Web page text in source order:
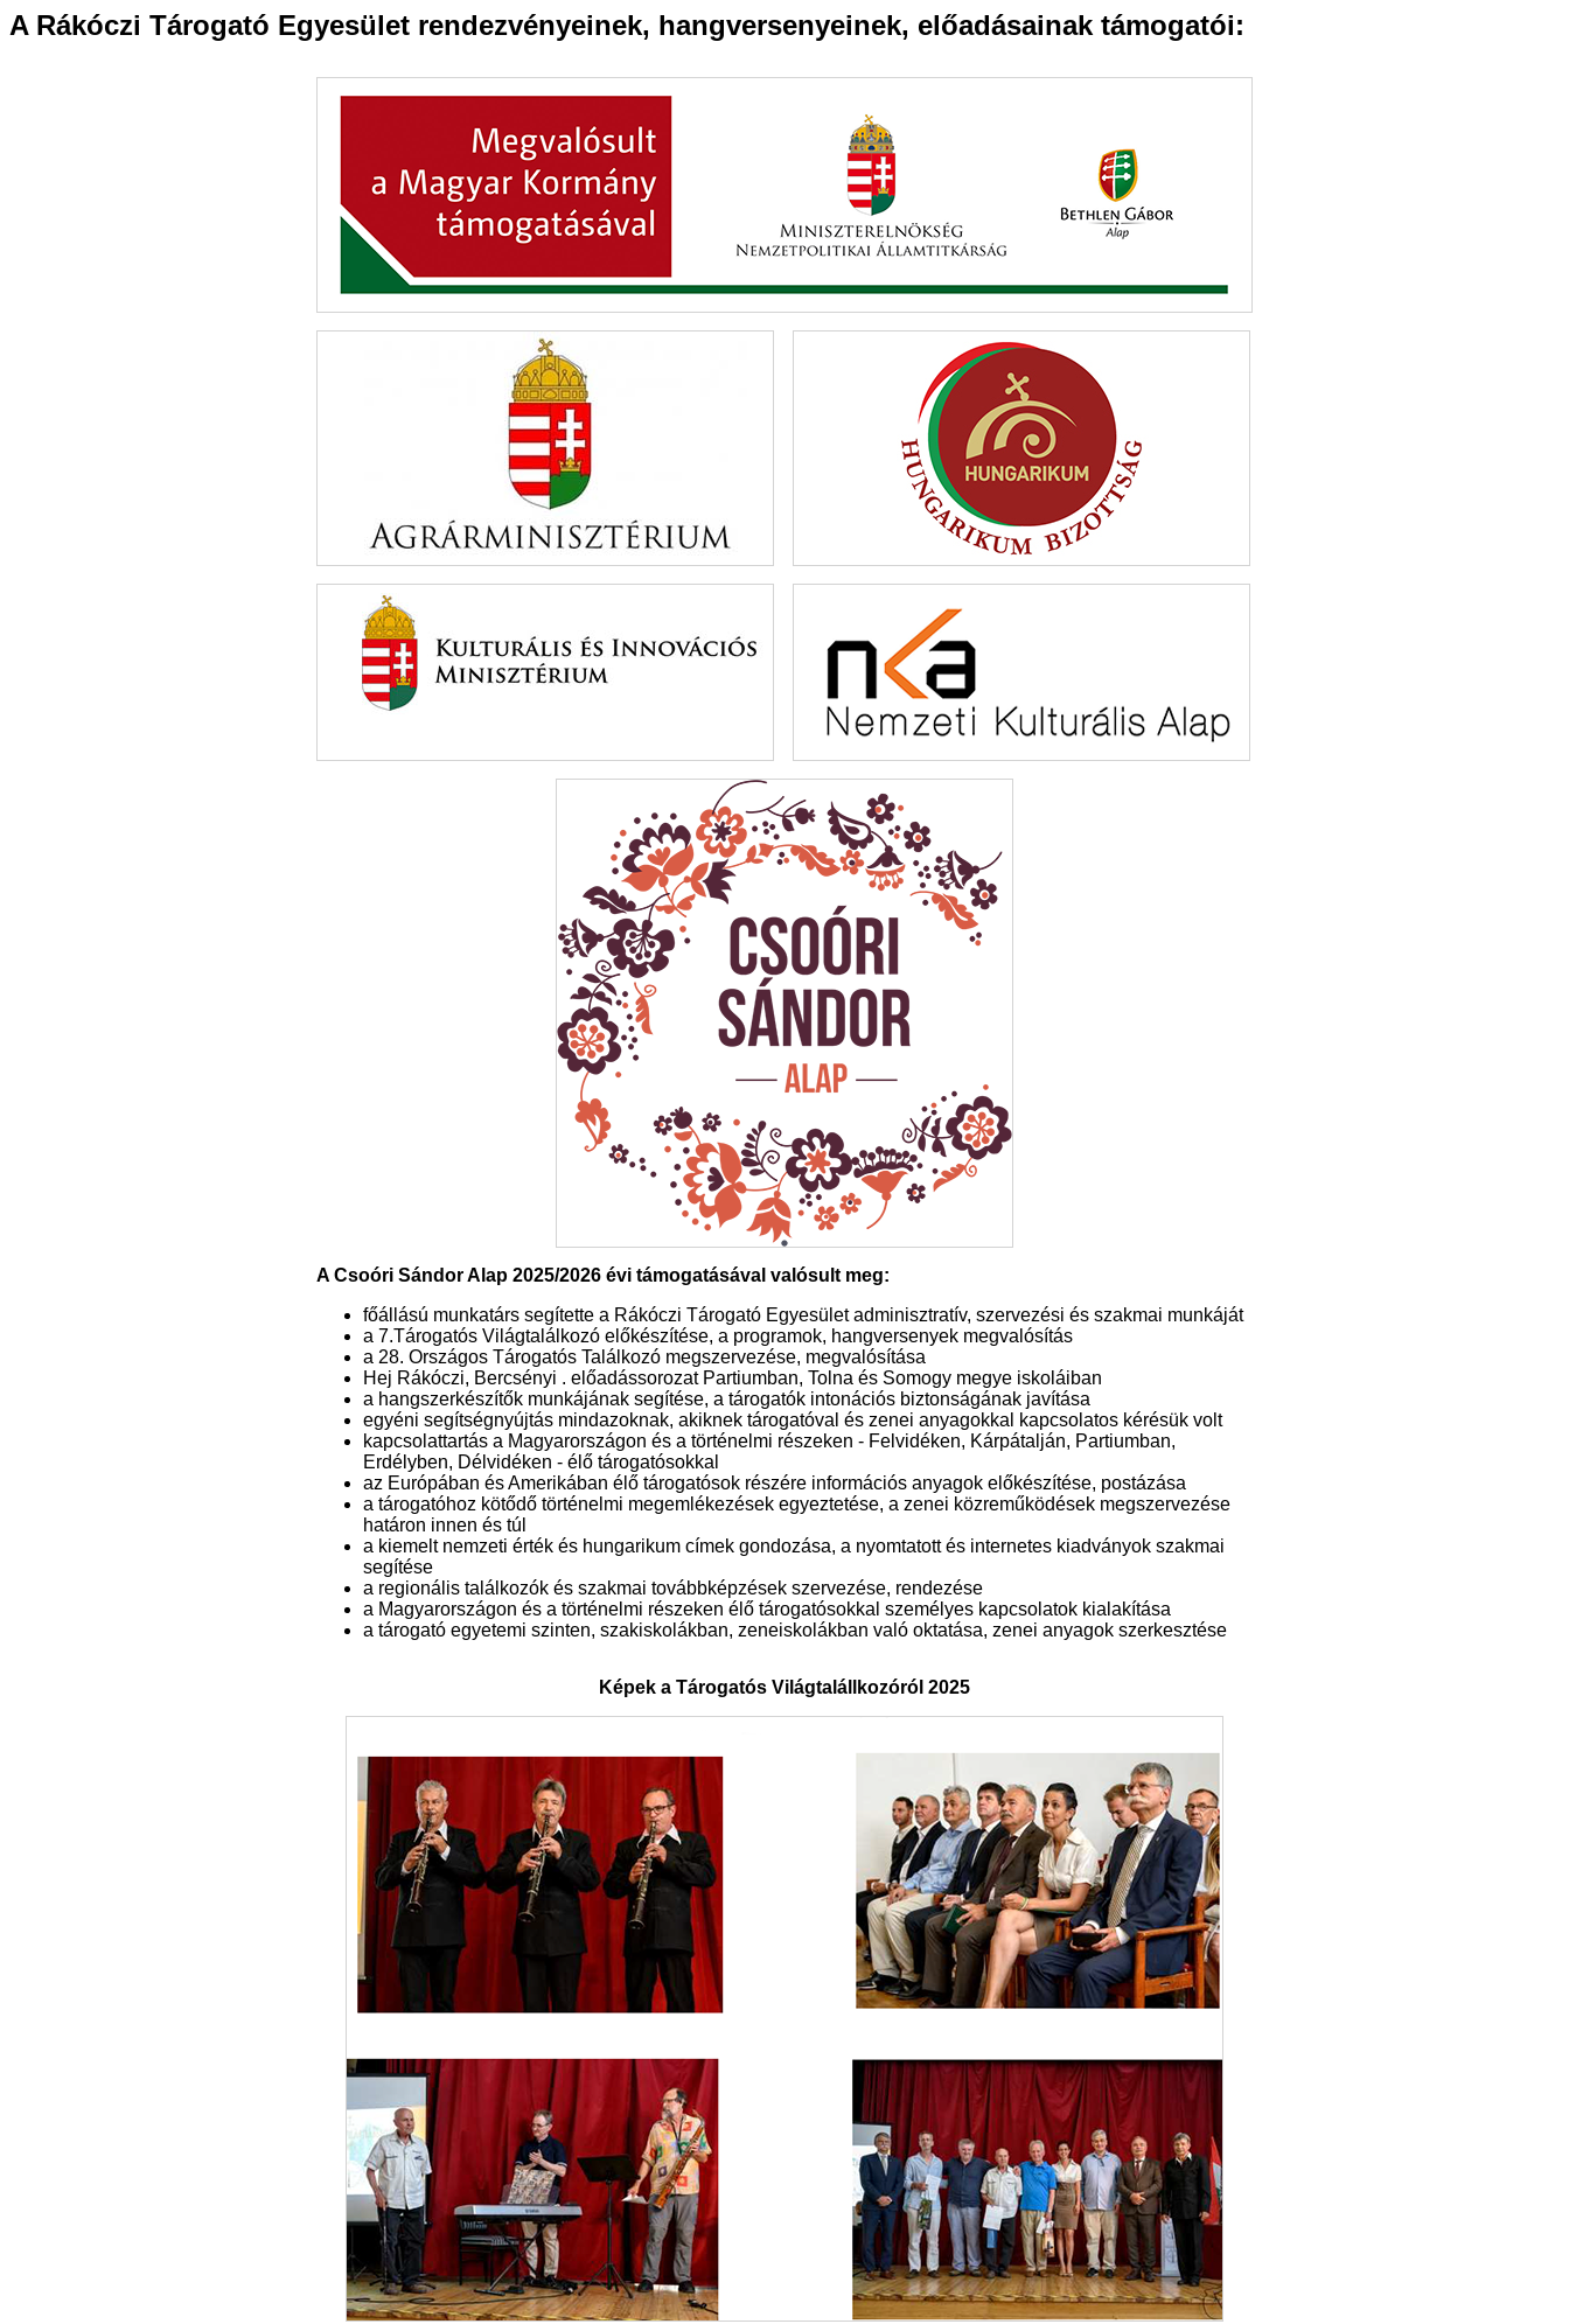
A Rákóczi Tárogató Egyesület rendezvényeinek, hangversenyeinek, előadásainak támogatói:
A Csoóri Sándor Alap 2025/2026 évi támogatásával valósult meg:
főállású munkatárs segítette a Rákóczi Tárogató Egyesület adminisztratív, szervezési és szakmai munkáját
a 7.Tárogatós Világtalálkozó előkészítése, a programok, hangversenyek megvalósítás
a 28. Országos Tárogatós Találkozó megszervezése, megvalósítása
Hej Rákóczi, Bercsényi . előadássorozat Partiumban, Tolna és Somogy megye iskoláiban
a hangszerkészítők munkájának segítése, a tárogatók intonációs biztonságának javítása
egyéni segítségnyújtás mindazoknak, akiknek tárogatóval és zenei anyagokkal kapcsolatos kérésük volt
kapcsolattartás a Magyarországon és a történelmi részeken - Felvidéken, Kárpátalján, Partiumban,
Erdélyben, Délvidéken - élő tárogatósokkal
az Európában és Amerikában élő tárogatósok részére információs anyagok előkészítése, postázása
a tárogatóhoz kötődő történelmi megemlékezések egyeztetése, a zenei közreműködések megszervezése
határon innen és túl
a kiemelt nemzeti érték és hungarikum címek gondozása, a nyomtatott és internetes kiadványok szakmai
segítése
a regionális találkozók és szakmai továbbképzések szervezése, rendezése
a Magyarországon és a történelmi részeken élő tárogatósokkal személyes kapcsolatok kialakítása
a tárogató egyetemi szinten, szakiskolákban, zeneiskolákban való oktatása, zenei anyagok szerkesztése
Képek a Tárogatós Világtalállkozóról 2025